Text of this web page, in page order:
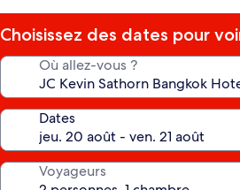
Choisissez des dates pour
Où allez-vous ?
Dates
Voyageurs